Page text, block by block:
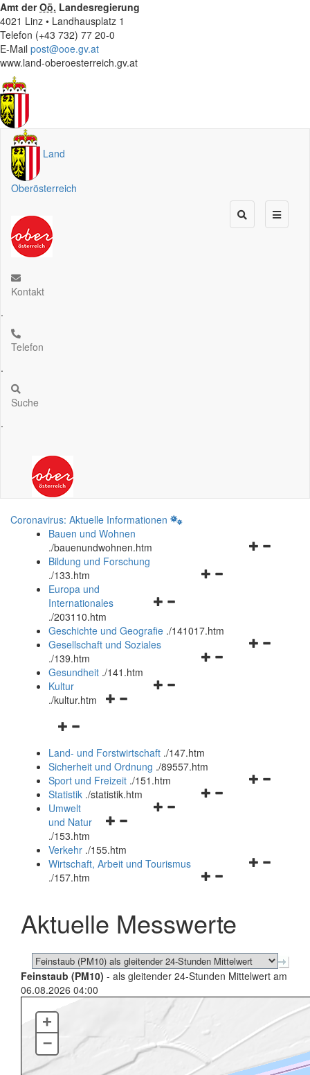
Amt derOö. Landesregierung
4021 Linz • Landhausplatz 1
Telefon (+43 732) 77 20-0
E-Mail post@ooe.gv.at
www.land-oberoesterreich.gv.at
Land
Oberösterreich
Kontakt
.
Telefon
.
Suche
.
Coronavirus: Aktuelle Informationen
Bauen und Wohnen
./bauenundwohnen.htm
Navigationsmenü
Bildung und Forschung
./133.htm
Navigationsmenü
und
schließen
Europa und
Internationales
./203110.htm
Geschichte und Geografie ./141017.htm
Navigationsmenü
Gesellschaft und Soziales
./139.htm
Navigationsmenü
Gesundheit ./141.htm
Navigationsmenü
Kultur
./kultur.htm
Navigationsmenü
und
schließen
Land- und Forstwirtschaft ./147.htm
Sicherheit und Ordnung ./89557.htm
Navigationsmenü
Sport und Freizeit ./151.htm
Navigationsmenü
Statistik ./statistik.htm
Navigationsmenü
und
schließen
Umwelt
und Natur
./153.htm
Verkehr ./155.htm
Navigationsmenü
schließen
Wirtschaft, Arbeit und Tourismus
./157.htm
Aktuelle Messwerte
Feinstaub (PM10) - als gleitender 24-Stunden Mittelwert am
06.08.2026 04:00
+
–